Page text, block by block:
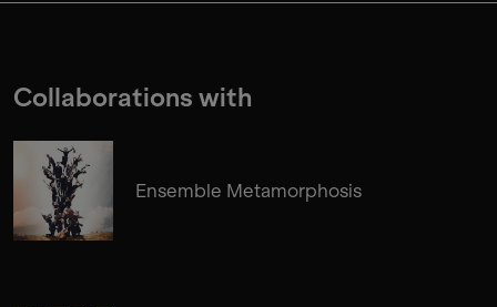
Collaborations with
Ensemble Metamorphosis